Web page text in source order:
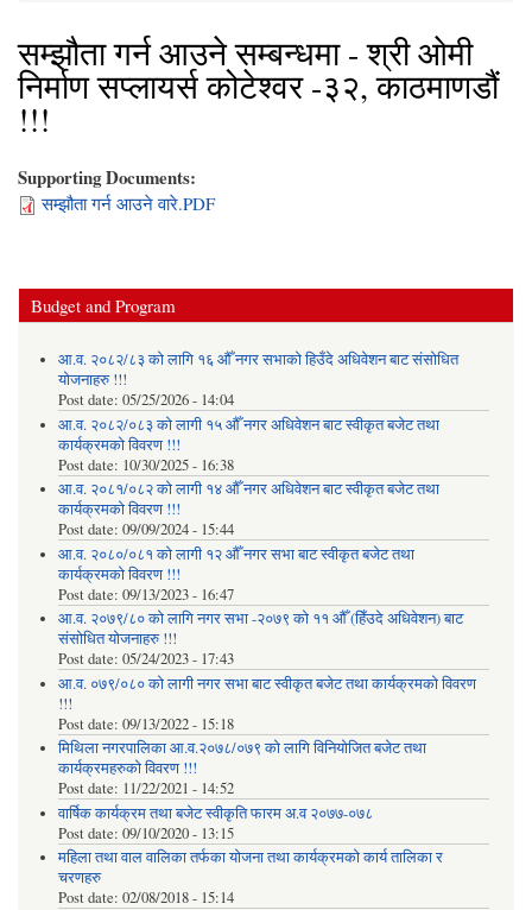
सम्झौता गर्न आउने सम्बन्धमा - श्री ओमी
निर्माण सप्लायर्स कोटेश्वर -३२, काठमाणडौं
!!!
Supporting Documents:
सम्झौता गर्न आउने वारे.PDF
Budget and Program
आ.व. २०८२/८३ को लागि १६ औँ नगर सभाको हिउँदे अधिवेशन बाट संसोधित
योजनाहरु !!!
Post date: 05/25/2026 - 14:04
आ.व. २०८२/०८३ को लागी १५ औँ नगर अधिवेशन बाट स्वीकृत बजेट तथा
कार्यक्रमको विवरण !!!
Post date: 10/30/2025 - 16:38
आ.व. २०८१/०८२ को लागी १४ औँ नगर अधिवेशन बाट स्वीकृत बजेट तथा
कार्यक्रमको विवरण !!!
Post date: 09/09/2024 - 15:44
आ.व. २०८०/०८१ को लागी १२ औँ नगर सभा बाट स्वीकृत बजेट तथा
कार्यक्रमको विवरण !!!
Post date: 09/13/2023 - 16:47
आ.व. २०७९/८० को लागि नगर सभा -२०७९ को ११ औँ (हिँउदे अधिवेशन) बाट
संसोधित योजनाहरु !!!
Post date: 05/24/2023 - 17:43
आ.व. ०७९/०८० को लागी नगर सभा बाट स्वीकृत बजेट तथा कार्यक्रमको विवरण
!!!
Post date: 09/13/2022 - 15:18
मिथिला नगरपालिका आ.व.२०७८/०७९ को लागि विनियोजित बजेट तथा
कार्यक्रमहरुको विवरण !!!
Post date: 11/22/2021 - 14:52
वार्षिक कार्यक्रम तथा बजेट स्वीकृति फारम अ.व २०७७-०७८
Post date: 09/10/2020 - 13:15
महिला तथा वाल वालिका तर्फका याेजना तथा कार्यक्रमकाे कार्य तालिका र
चरणहरु
Post date: 02/08/2018 - 15:14